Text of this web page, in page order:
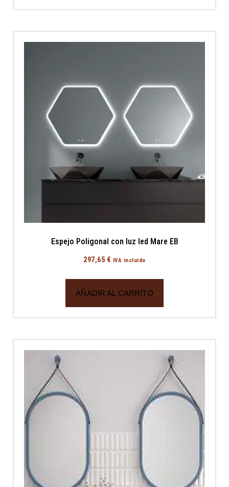
Espejo Poligonal con luz led Mare EB
297,65 € IVA incluido
AÑADIR AL CARRITO